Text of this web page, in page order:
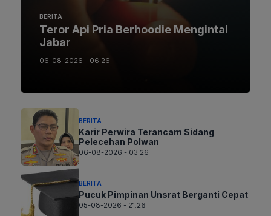
BERITA
Teror Api Pria Berhoodie Mengintai
Jabar
06-08-2026 - 06.26
BERITA
Karir Perwira Terancam Sidang
Pelecehan Polwan
06-08-2026 - 03.26
BERITA
Pucuk Pimpinan Unsrat Berganti Cepat
05-08-2026 - 21.26